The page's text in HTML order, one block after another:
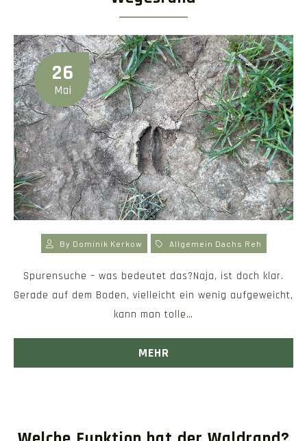
26
Mai
By Dominik Kerkow Allgemein Dachs Reh
Spurensuche – was bedeutet das?Naja, ist doch klar.
Gerade auf dem Boden, vielleicht ein wenig aufgeweicht,
kann man tolle…
MEHR